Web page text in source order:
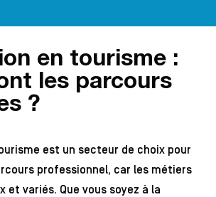
en tourisme :
les parcours
?
est un secteur de choix pour
professionnel, car les métiers
et variés. Que vous soyez à la